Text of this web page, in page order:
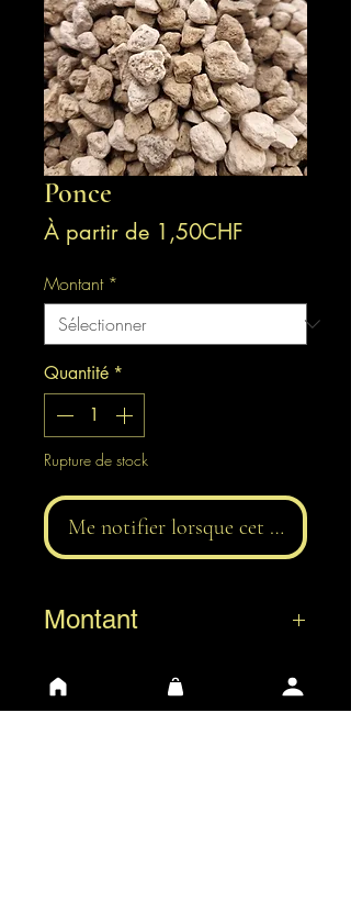
Ponce
À partir de 1,50CHF
Montant *
Quantité *
Rupture de stock
Me notifier lorsque cet article est
Montant
1 L